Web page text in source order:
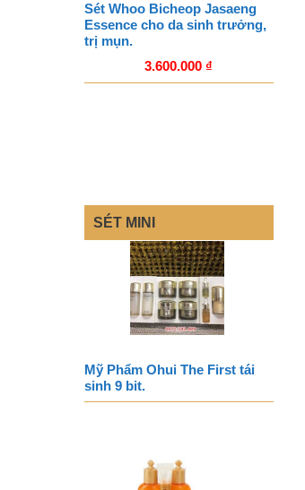
Sét Whoo Bicheop Jasaeng
Essence cho da sinh trưởng,
trị mụn.
3.600.000 ₫
SÉT MINI
Mỹ Phẩm Ohui The First tái
sinh 9 bit.